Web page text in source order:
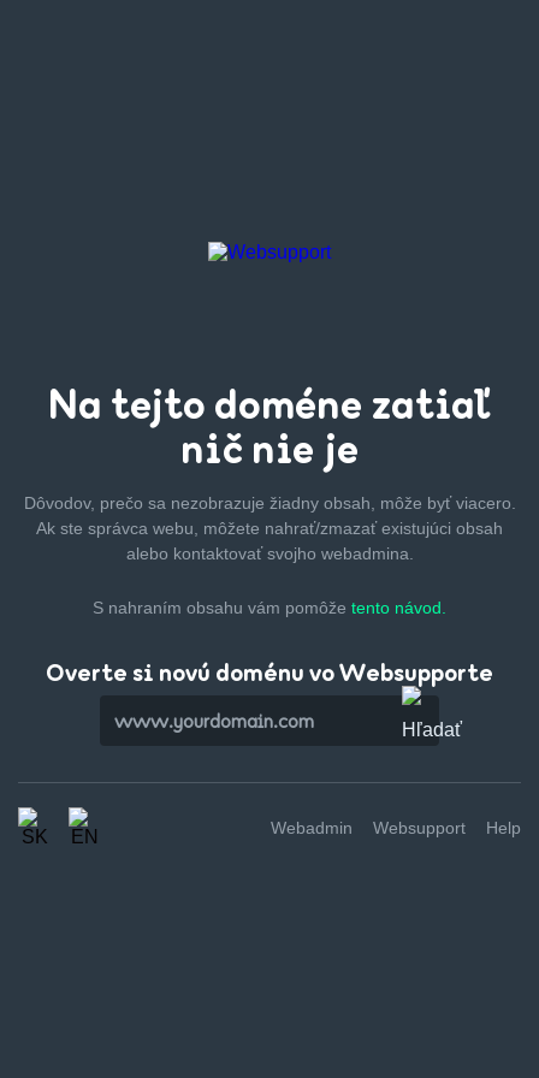
Na tejto doméne zatiaľ
nič nie je
Dôvodov, prečo sa nezobrazuje žiadny obsah, môže byťviacero.
Ak ste správca webu, môžete nahrať/zmazaťexistujúci obsah
alebo kontaktovať svojho webadmina.
S nahraním obsahu vám pomôže tento návod.
Overte si novú doménu vo Websupporte
Webadmin Websupport Help